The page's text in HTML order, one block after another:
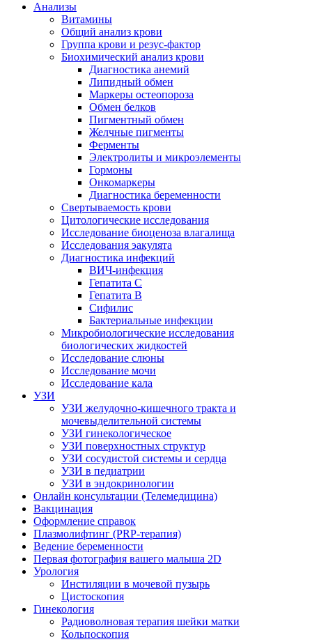
Анализы
Витамины
Общий анализ крови
Группа крови и резус-фактор
Биохимический анализ крови
Диагностика анемий
Липидный обмен
Маркеры остеопороза
Обмен белков
Пигментный обмен
Желчные пигменты
Ферменты
Электролиты и микроэлементы
Гормоны
Онкомаркеры
Диагностика беременности
Свертываемость крови
Цитологические исследования
Исследование биоценоза влагалища
Исследования эакулята
Диагностика инфекций
ВИЧ-инфекция
Гепатита С
Гепатита В
Сифилис
Бактериальные инфекции
Микробиологические исследования
биологических жидкостей
Исследование слюны
Исследование мочи
Исследование кала
УЗИ
УЗИ желудочно-кишечного тракта и
мочевыделительной системы
УЗИ гинекологическое
УЗИ поверхностных структур
УЗИ сосудистой системы и сердца
УЗИ в педиатрии
УЗИ в эндокринологии
Онлайн консультации (Телемедицина)
Вакцинация
Оформление справок
Плазмолифтинг (PRP-терапия)
Ведение беременности
Первая фотография вашего малыша 2D
Урология
Инстиляции в мочевой пузырь
Цистоскопия
Гинекология
Радиоволновая терапия шейки матки
Кольпоскопия